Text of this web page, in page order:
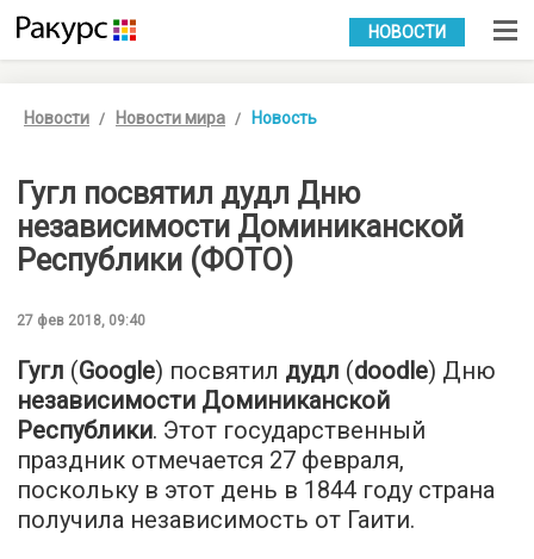
УКР РУС
НОВОСТИ
Новости Новости мира Новость
Гугл посвятил дудл Дню
независимости Доминиканской
Республики (ФОТО)
27 фев 2018, 09:40
Гугл (Google) посвятил дудл (doodle) Дню
независимости Доминиканской
Республики. Этот государственный
праздник отмечается 27 февраля,
поскольку в этот день в 1844 году страна
получила независимость от Гаити.